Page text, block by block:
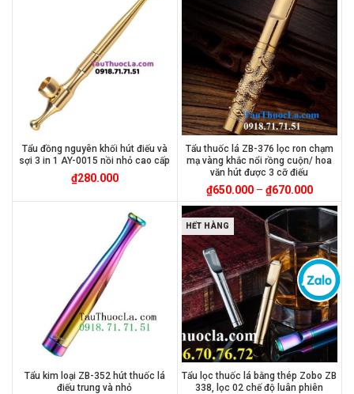
Tẩu đồng nguyên khối hút điếu và
sợi 3 in 1 AY-0015 nồi nhỏ cao cấp
₫280.000
Tẩu thuốc lá ZB-376 lọc ron chạm
mạ vàng khắc nổi rồng cuộn/ hoa
văn hút được 3 cỡ điếu
₫650.000– ₫670.000
Tẩu kim loại ZB-352 hút thuốc lá
điếu trung và nhỏ
HẾT HÀNG
Tẩu lọc thuốc lá bằng thép Zobo ZB
338, lọc 02 chế độ luân phiên